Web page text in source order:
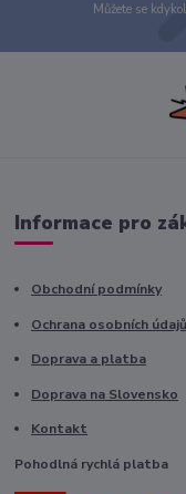
Můžete se
Informace pro
Obchodní podmínky
Ochrana osobních údajů
Doprava a platba
Doprava na Slovensko
Kontakt
Pohodlná rychlá platba